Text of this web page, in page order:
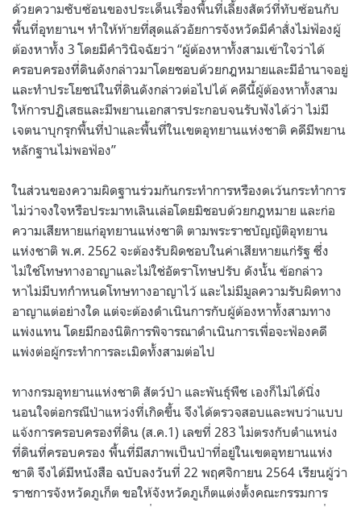
ด้วยความซับซ้อนของประเด็นเรื่องพื้นที่เลี้ยงสัตว์ที่ทับซ้อนกับ
พื้นที่อุทยานฯ ทำให้ท้ายที่สุดแล้วอัยการจังหวัดมีคำสั่งไม่ฟ้องผู้
ต้องหาทั้ง 3 โดยมีคำวินิจฉัยว่า “ผู้ต้องหาทั้งสามเข้าใจว่าได้
ครอบครองที่ดินดังกล่าวมาโดยชอบด้วยกฎหมายและมีอำนาจอยู่
และทำประโยชน์ในที่ดินดังกล่าวต่อไปได้ คดีนี้ผู้ต้องหาทั้งสาม
ให้การปฏิเสธและมีพยานเอกสารประกอบจนรับฟังได้ว่า ไม่มี
เจตนาบุกรุกพื้นที่ป่าและพื้นที่ในเขตอุทยานแห่งชาติ คดีมีพยาน
หลักฐานไม่พอฟ้อง”
ในส่วนของความผิดฐานร่วมกันกระทำการหรืองดเว้นกระทำการ
ไม่ว่าจงใจหรือประมาทเลินเล่อโดยมิชอบด้วยกฎหมาย และก่อ
ความเสียหายแก่อุทยานแห่งชาติ ตามพระราชบัญญัติอุทยาน
แห่งชาติ พ.ศ. 2562 จะต้องรับผิดชอบในค่าเสียหายแก่รัฐ ซึ่ง
ไม่ใช่โทษทางอาญาและไม่ใช่อัตราโทษปรับ ดังนั้น ข้อกล่าว
หาไม่มีบทกำหนดโทษทางอาญาไว้ และไม่มีมูลความรับผิดทาง
อาญาแต่อย่างใด แต่จะต้องดำเนินการกับผู้ต้องหาทั้งสามทาง
แพ่งแทน โดยมีกองนิติการพิจารณาดำเนินการเพื่อจะฟ้องคดี
แพ่งต่อผู้กระทำการละเมิดทั้งสามต่อไป
ทางกรมอุทยานแห่งชาติ สัตว์ป่า และพันธุ์พืช เองก็ไม่ได้นิ่ง
นอนใจต่อกรณีป่าแหว่งที่เกิดขึ้น จึงได้ตรวจสอบและพบว่าแบบ
แจ้งการครอบครองที่ดิน (ส.ค.1) เลขที่ 283 ไม่ตรงกับตำแหน่ง
ที่ดินที่ครอบครอง พื้นที่มีสภาพเป็นป่าที่อยู่ในเขตอุทยานแห่ง
ชาติ จึงได้มีหนังสือ ฉบับลงวันที่ 22 พฤศจิกายน 2564 เรียนผู้ว่า
ราชการจังหวัดภูเก็ต ขอให้จังหวัดภูเก็ตแต่งตั้งคณะกรรมการ